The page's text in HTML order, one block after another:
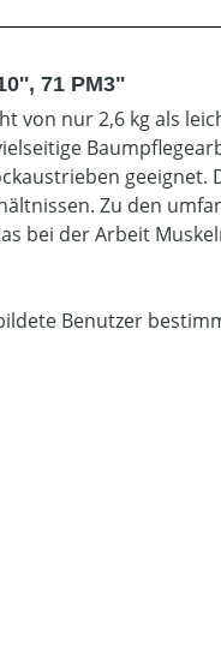
71 PM3"
von nur 2,6 kg als
geeignet.
Zu den
bei der Arbeit
Benutzer